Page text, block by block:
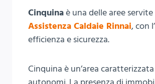
Cinquinaè una delle aree
Assistenza Caldaie Rinnai, con
efficienza e sicurezza.
Cinquina è un’area